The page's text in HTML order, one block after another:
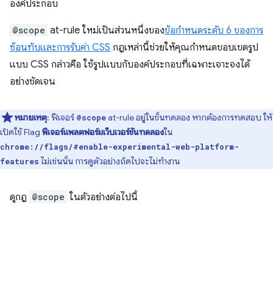
องค์ประกอบ
@scope at-rule ใหม่เป็นส่วนหนึ่งของข้อกำหนดระดับ 6 ของการ
ซ้อนทับและการรับค่า CSS กฎเหล่านี้ช่วยให้คุณกําหนดขอบเขตรูป
แบบ CSS กล่าวคือ ใช้รูปแบบกับองค์ประกอบที่เฉพาะเจาะจงได้
อย่างชัดเจน
หมายเหตุ: ฟีเจอร์ @scopeat-rule อยู่ในขั้นทดลอง หากต้องการทดสอบ ให้
เปิดใช้ Flag ฟีเจอร์แพลตฟอร์มเว็บเวอร์ชันทดลองใน
chrome://flags/#enable-experimental-web-platform-
features ไม่เช่นนั้น การดูตัวอย่างถัดไปจะไม่ทำงาน
ดูกฎ @scope ในตัวอย่างต่อไปนี้